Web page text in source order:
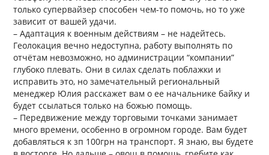
только супервайзер способен чем-то помочь, но то уже
зависит от вашей удачи.
– Адаптация к военным действиям – не надейтесь.
Геолокация вечно недоступна, работу выполнять по
отчётам невозможно, но администрации “компании”
глубоко плевать. Они в силах сделать поблажки и
исправить это, но замечательный региональный
менеджер Юлия расскажет вам о ее начальнике байку и
будет ссылаться только на божью помощь.
– Передвижение между торговыми точками занимает
много времени, особенно в огромном городе. Вам будет
добавляться к зп 100грн на транспорт. Я знаю, вы будете